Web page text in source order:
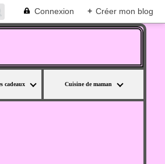
Connexion + Créer mon blog
cadeaux Cuisine de maman